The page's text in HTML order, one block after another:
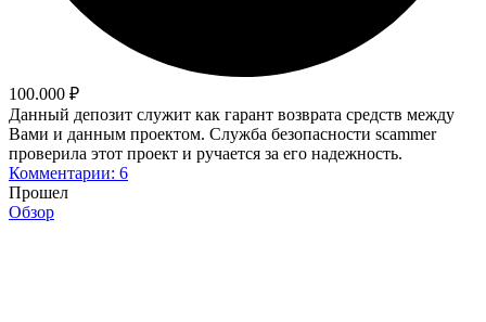
100.000 ₽
Данный депозит служит как гарант возврата средств между
Вами и данным проектом. Служба безопасности scammer
проверила этот проект и ручается за его надежность.
Комментарии: 6
Прошел
Обзор